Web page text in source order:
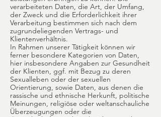
verarbeiteten Daten, die Art, der Umfang,
der Zweck und die Erforderlichkeit ihrer
Verarbeitung bestimmen sich nach dem
zugrundeliegenden Vertrags- und
Klientenverhältnis.
In Rahmen unserer Tätigkeit können wir
ferner besondere Kategorien von Daten,
hier insbesondere Angaben zur Gesundheit
der Klienten, ggf. mit Bezug zu deren
Sexualleben oder der sexuellen
Orientierung, sowie Daten, aus denen die
rassische und ethnische Herkunft, politische
Meinungen, religiöse oder weltanschauliche
Überzeugungen oder die